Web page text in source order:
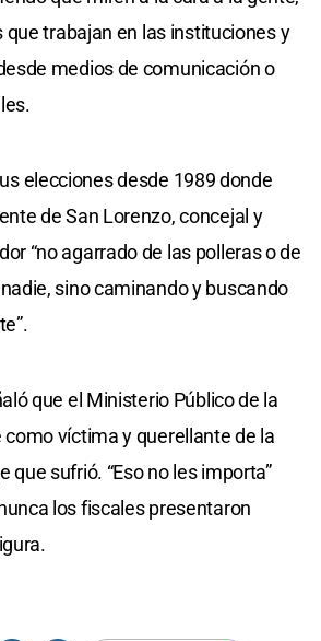
que trabajan en las instituciones y
medios de comunicación o
elecciones desde 1989 donde
de San Lorenzo, concejal y
“no agarrado de las polleras o de
sino caminando y buscando
que el Ministerio Público de la
víctima y querellante de la
que sufrió. “Eso no les importa”
los fiscales presentaron